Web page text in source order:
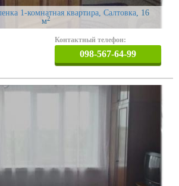
1-комнатная квартира, Салтовка, 16
м2
Контактный телефон:
098-567-64-99